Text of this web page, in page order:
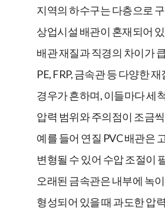
지역의 하수구는 다층으로
상업시설 배관이 혼재되어
배관 재질과 직경의 차이가
PE, FRP, 금속관 등 다양한
경우가 흔하며, 이들마다 세
압력 범위와 주의점이 조금
예를 들어 연질 PVC 배관은
변형될 수 있어 수압 조절이
오래된 금속관은 내부에 녹
형성되어 있을 때 과도한 압